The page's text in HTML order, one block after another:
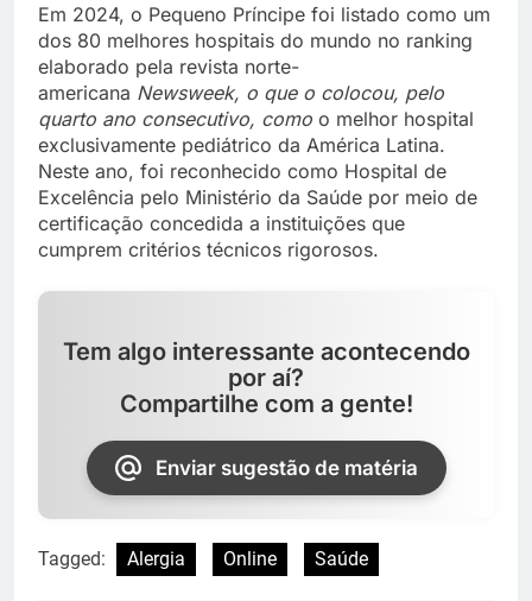
Em 2024, o Pequeno Príncipe foi listado como um
dos 80 melhores hospitais do mundo no ranking
elaborado pela revista norte-
americana Newsweek, o que o colocou, pelo
quarto ano consecutivo, como o melhor hospital
exclusivamente pediátrico da América Latina.
Neste ano, foi reconhecido como Hospital de
Excelência pelo Ministério da Saúde por meio de
certificação concedida a instituições que
cumprem critérios técnicos rigorosos.
Tem algo interessante acontecendo
por aí?
Compartilhe com a gente!
Enviar sugestão de matéria
Tagged: Alergia Online Saúde